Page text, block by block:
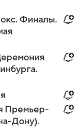
Финалы.
Премьер-
Дону).